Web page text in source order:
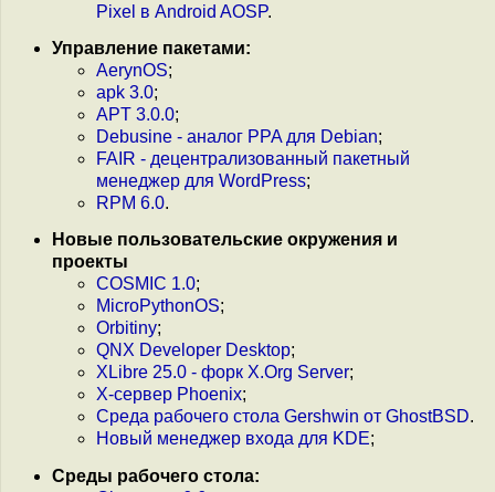
Pixel в Android AOSP.
Управление пакетами:
AerynOS;
apk 3.0;
APT 3.0.0;
Debusine - аналог PPA для Debian;
FAIR - децентрализованный пакетный
менеджер для WordPress;
RPM 6.0.
Новые пользовательские окружения и
проекты
COSMIC 1.0;
MicroPythonOS;
Orbitiny;
QNX Developer Desktop;
XLibre 25.0 - форк X.Org Server;
X-сервер Phoenix;
Среда рабочего стола Gershwin от GhostBSD.
Новый менеджер входа для KDE;
Среды рабочего стола: